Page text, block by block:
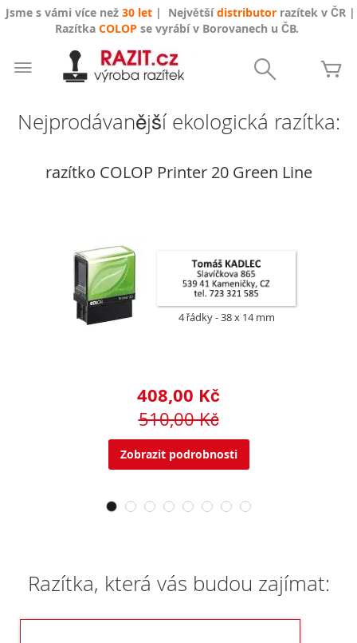
Jsme s vámi více než 30 let| Největšídistributorrazítek v ČR |
Razítka COLOP se vyrábí v Borovanech u ČB.
na
obsah
Nejprodávanější ekologická razítka:
razítko COLOP Printer 20 Green Line
4 řádky 38 x 14 mm
408,00 Kč
510,00 Kč
Zobrazit podrobnosti
Razítka, která vás budou zajímat: